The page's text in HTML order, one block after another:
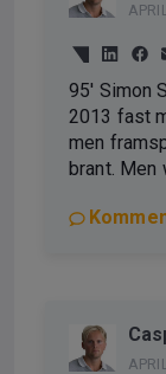
95' Simon
2013 fast
men
brant. Men